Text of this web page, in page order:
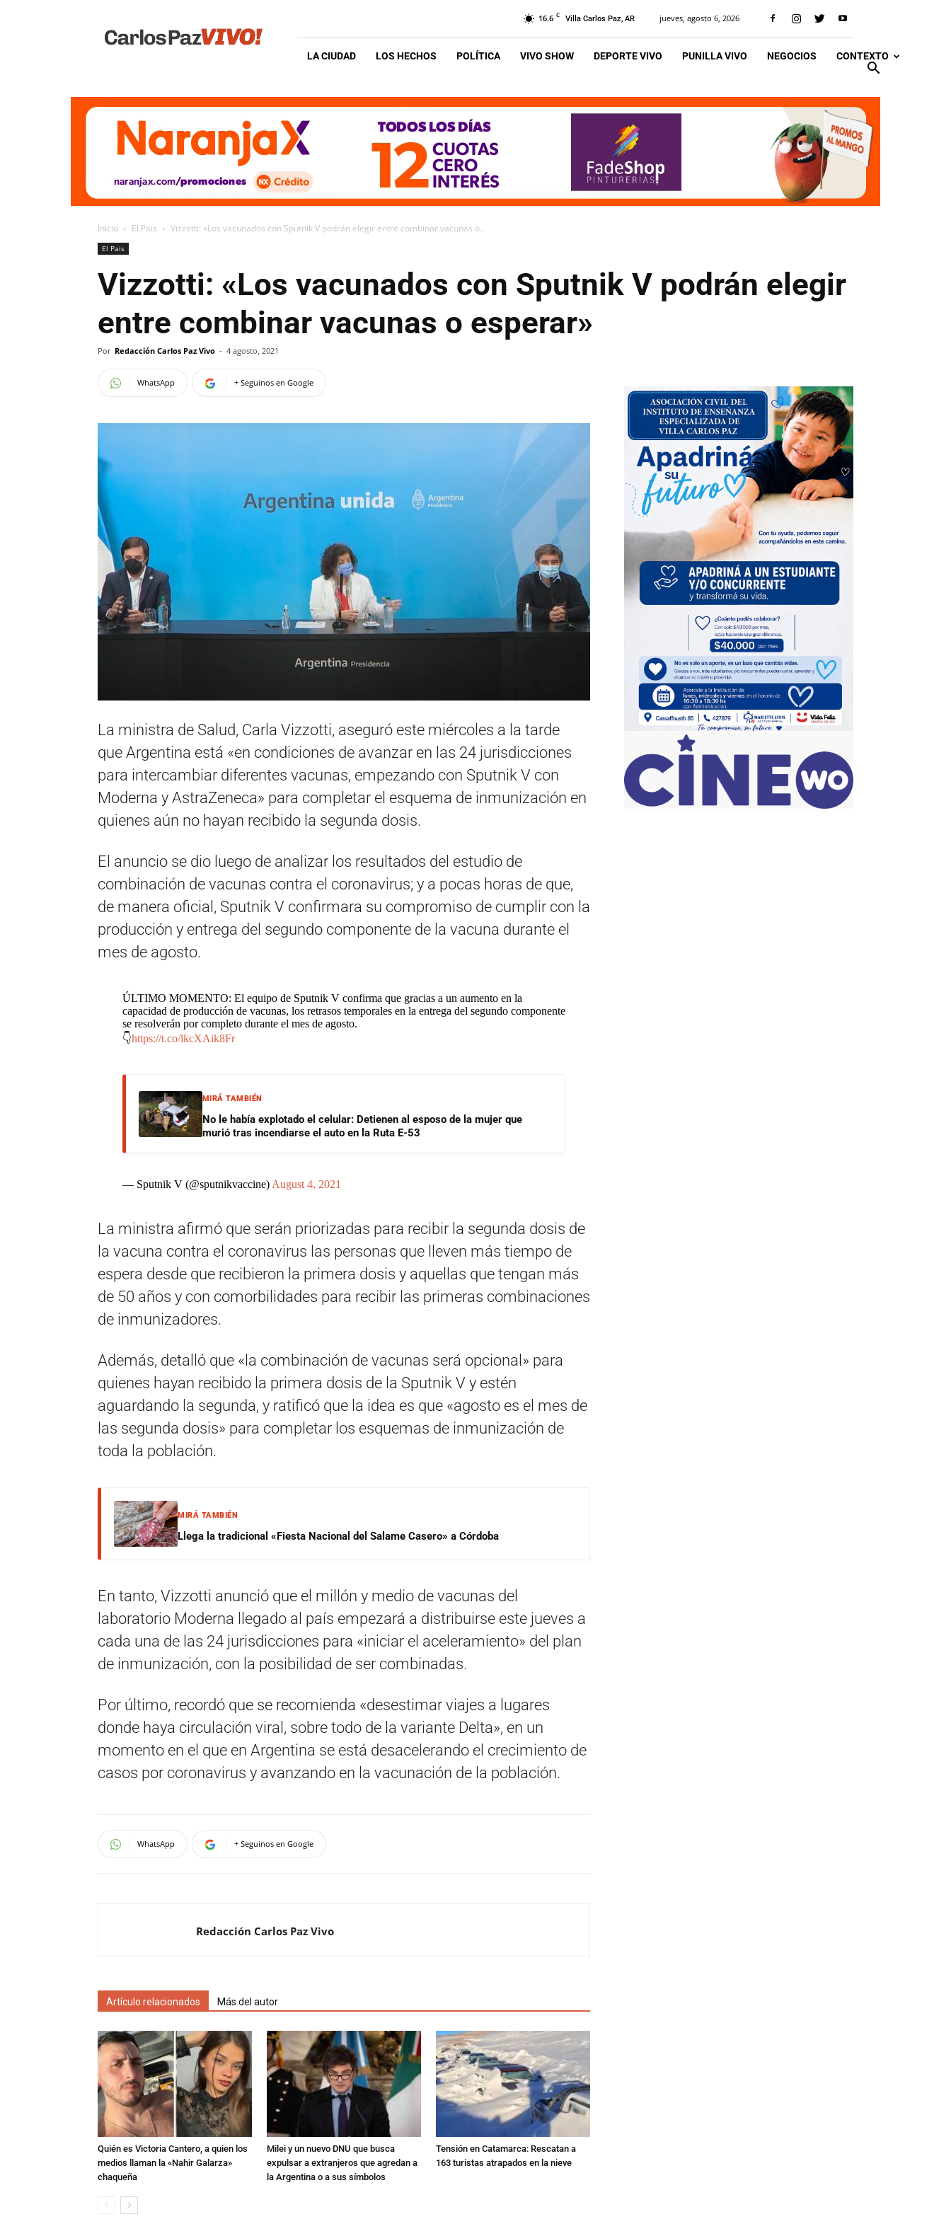
Vivo
16.6 C Villa Carlos Paz, AR jueves, agosto 6, 2026
LA CIUDAD LOS HECHOS POLÍTICA VIVO SHOW DEPORTE VIVO PUNILLA VIVO NEGOCIOS CONTEXTO
Inicio El Pais Vizzotti: «Los vacunados con Sputnik V podrán elegir entre combinar vacunas o...
El Pais
Vizzotti: «Los vacunados con Sputnik V podrán elegir
entre combinar vacunas o esperar»
Por Redacción Carlos Paz Vivo - 4 agosto, 2021
WhatsApp + Seguinos en Google
La ministra de Salud, Carla Vizzotti, aseguró este miércoles a la tarde
que Argentina está «en condiciones de avanzar en las 24 jurisdicciones
para intercambiar diferentes vacunas, empezando con Sputnik V con
Moderna y AstraZeneca» para completar el esquema de inmunización en
quienes aún no hayan recibido la segunda dosis.
El anuncio se dio luego de analizar los resultados del estudio de
combinación de vacunas contra el coronavirus; y a pocas horas de que,
de manera oficial, Sputnik V confirmara su compromiso de cumplir con la
producción y entrega del segundo componente de la vacuna durante el
mes de agosto.
ÚLTIMO MOMENTO: El equipo de Sputnik V confirma que gracias a un aumento en la
capacidad de producción de vacunas, los retrasos temporales en la entrega del segundo componente
se resolverán por completo durante el mes de agosto.
👇https://t.co/lkcXAik8Fr
MIRÁ TAMBIÉN
No le había explotado el celular: Detienen al esposo de la mujer que
murió tras incendiarse el auto en la Ruta E-53
— Sputnik V (@sputnikvaccine) August 4, 2021
La ministra afirmó que serán priorizadas para recibir la segunda dosis de
la vacuna contra el coronavirus las personas que lleven más tiempo de
espera desde que recibieron la primera dosis y aquellas que tengan más
de 50 años y con comorbilidades para recibir las primeras combinaciones
de inmunizadores.
Además, detalló que «la combinación de vacunas será opcional» para
quienes hayan recibido la primera dosis de la Sputnik V y estén
aguardando la segunda, y ratificó que la idea es que «agosto es el mes de
las segunda dosis» para completar los esquemas de inmunización de
toda la población.
MIRÁ TAMBIÉN
Llega la tradicional «Fiesta Nacional del Salame Casero» a Córdoba
En tanto, Vizzotti anunció que el millón y medio de vacunas del
laboratorio Moderna llegado al país empezará a distribuirse este jueves a
cada una de las 24 jurisdicciones para «iniciar el aceleramiento» del plan
de inmunización, con la posibilidad de ser combinadas.
Por último, recordó que se recomienda «desestimar viajes a lugares
donde haya circulación viral, sobre todo de la variante Delta», en un
momento en el que en Argentina se está desacelerando el crecimiento de
casos por coronavirus y avanzando en la vacunación de la población.
WhatsApp + Seguinos en Google
Redacción Carlos Paz Vivo
Artículo relacionados Más del autor
Quién es Victoria Cantero, a quien los
medios llaman la «Nahir Galarza»
chaqueña
Milei y un nuevo DNU que busca
expulsar a extranjeros que agredan a
la Argentina o a sus símbolos
Tensión en Catamarca: Rescatan a
163 turistas atrapados en la nieve